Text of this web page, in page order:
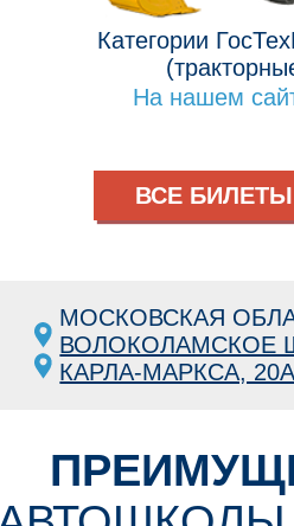
Категории
На нашем
ВСЕ
МОСКОВСКАЯ
ВОЛОКОЛАМСКОЕ
КАРЛА-МАРКСА,